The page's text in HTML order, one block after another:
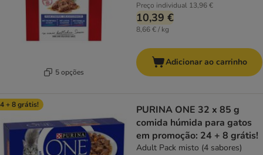
5 opções
Preço individual 13,96 €
10,39 €
8,66 € / kg
Adicionar ao carrinho
+ 8 grátis!
PURINA ONE 32 x 85 g
comida húmida para gatos
em promoção: 24 + 8 grátis!
Adult Pack misto (4 sabores)